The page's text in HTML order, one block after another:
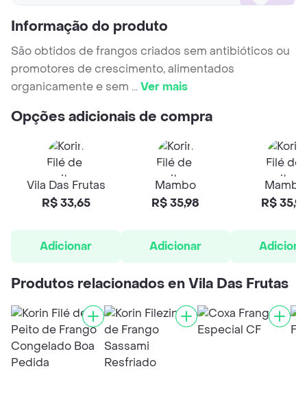
Informação do produto
São obtidos de frangos criados sem antibióticos ou
promotores de crescimento, alimentados
organicamente e sem ...Ver mais
Opções adicionais de compra
Vila Das Frutas
R$ 33,65
Adicionar
Mambo
R$ 35,98
Adicionar
Mambo
R$
Produtos relacionados en Vila Das Frutas